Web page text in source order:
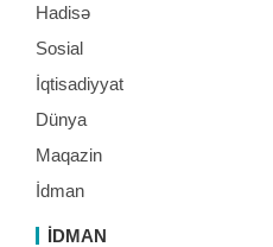
Hadisə
Sosial
İqtisadiyyat
Dünya
Maqazin
İdman
İDMAN